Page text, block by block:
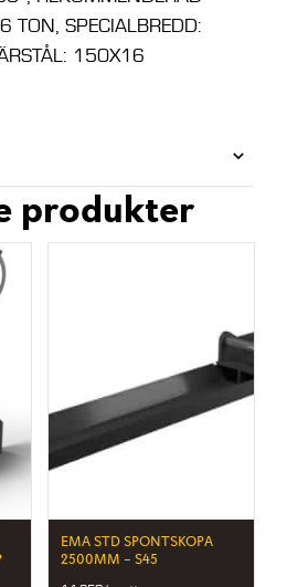
TON, SPECIALBREDD:
150X16
produkter
EMA STD SPONTSKOPA
2500MM – S45